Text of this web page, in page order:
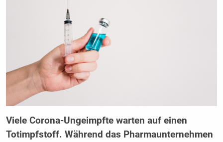
Viele Corona-Ungeimpfte warten auf einen
Totimpfstoff. Während das Pharmaunternehmen